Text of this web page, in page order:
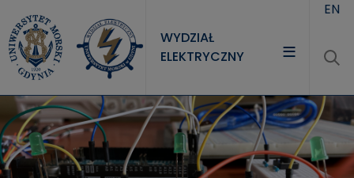
WYDZIAŁ
ELEKTRYCZNY
WYDZIAŁ
STUDIA
NAUKA
EN